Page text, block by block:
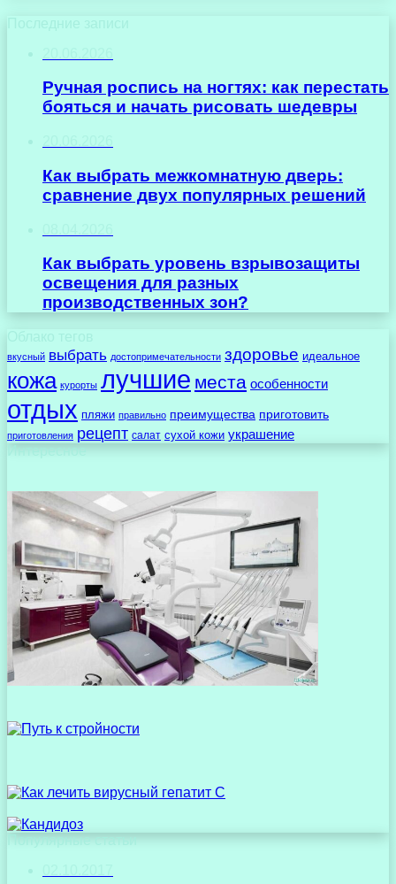
Последние записи
Ручная роспись на ногтях: как перестать
бояться и начать рисовать шедевры
Как выбрать межкомнатную дверь:
сравнение двух популярных решений
Как выбрать уровень взрывозащиты
освещения для разных
производственных зон?
Облако тегов
вкусный выбрать достопримечательности здоровье идеальное
кожа курорты лучшие места особенности
отдых пляжи правильно преимущества приготовить
приготовления рецепт салат сухой кожи украшение